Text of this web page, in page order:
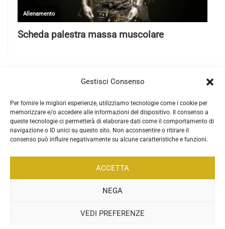
Gestisci Consenso
Per fornire le migliori esperienze, utilizziamo tecnologie come i cookie per
memorizzare e/o accedere alle informazioni del dispositivo. Il consenso a
queste tecnologie ci permetterà di elaborare dati come il comportamento di
navigazione o ID unici su questo sito. Non acconsentire o ritirare il
consenso può influire negativamente su alcune caratteristiche e funzioni.
ACCETTA
NEGA
VEDI PREFERENZE